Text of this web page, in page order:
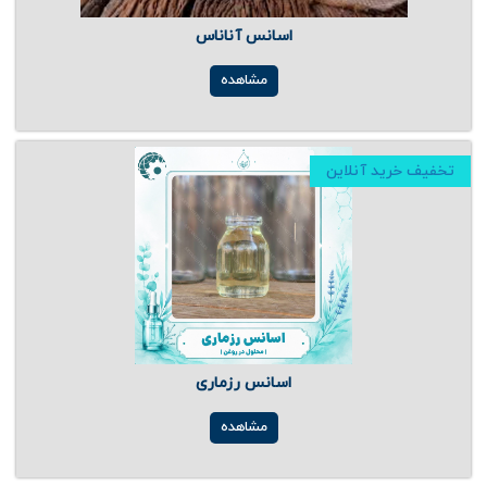
اسانس آناناس
مشاهده
تخفیف خرید آنلاین
اسانس رزماری
مشاهده